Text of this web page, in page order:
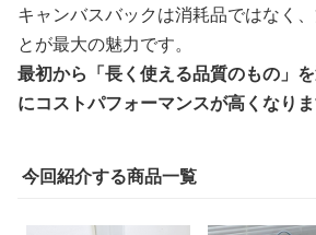
キャンバスバックは消耗品ではなく
とが最大の魅力です。
最初から「長く使える品質のもの」
にコストパフォーマンスが高くなり
今回紹介する商品一覧